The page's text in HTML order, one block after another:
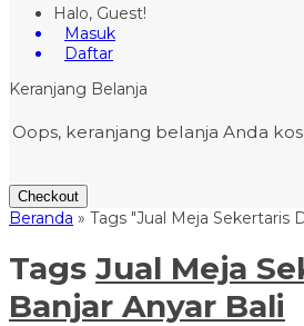
Halo, Guest!
Masuk
Daftar
Keranjang Belanja
Oops, keranjang belanja Anda
Checkout
Beranda » Tags "Jual Meja Sekertaris
Tags Jual Meja
Banjar Anyar Bali